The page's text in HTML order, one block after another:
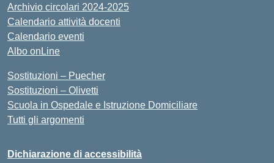
Archivio circolari 2024-2025
Calendario attività docenti
Calendario eventi
Albo onLine
Sostituzioni – Puecher
Sostituzioni – Olivetti
Scuola in Ospedale e Istruzione Domiciliare
Tutti gli argomenti
Dichiarazione di accessibilità